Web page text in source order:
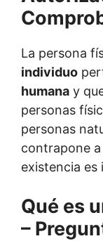
La persona
individuo
humana y
personas
personas
contrapone
existencia es
Qué es
–